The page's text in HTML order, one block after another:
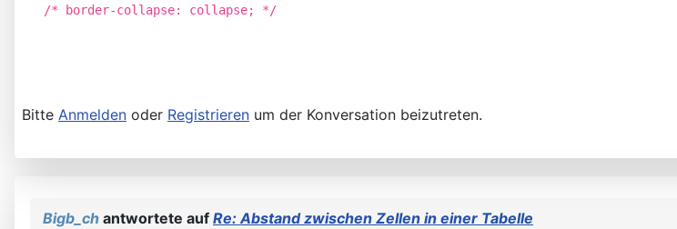
/* border-collapse: collapse; */
Bitte Anmelden oder Registrieren um der Konversation beizutreten.
Bigb_ch antwortete auf Re: Abstand zwischen Zellen in einer Tabelle